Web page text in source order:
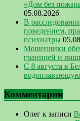
«Дом без
05.08.2026
В
поведением,
психиатры
Мошенники
границей и
С 8 августа в
Комментарии
Олег к записи